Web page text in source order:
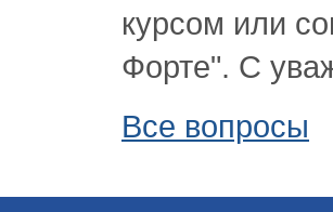
курсом или
Форте". С
Все вопросы